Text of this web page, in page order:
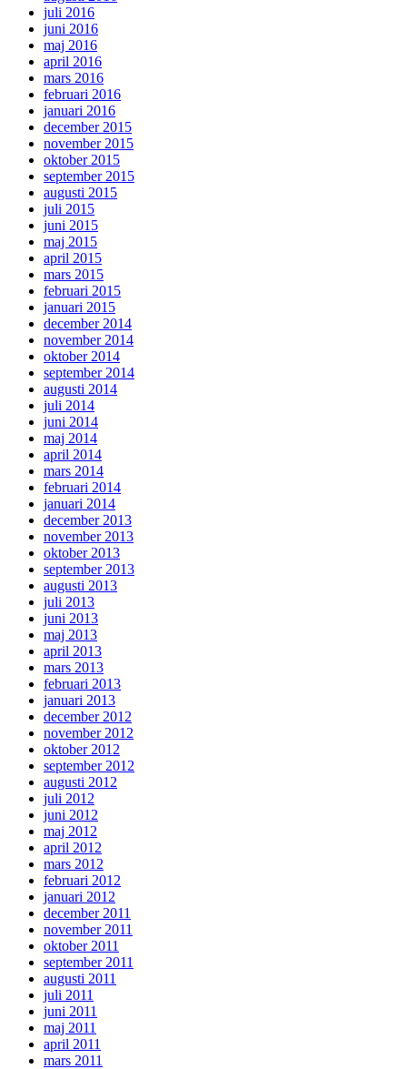
juli 2016
juni 2016
maj 2016
april 2016
mars 2016
februari 2016
januari 2016
december 2015
november 2015
oktober 2015
september 2015
augusti 2015
juli 2015
juni 2015
maj 2015
april 2015
mars 2015
februari 2015
januari 2015
december 2014
november 2014
oktober 2014
september 2014
augusti 2014
juli 2014
juni 2014
maj 2014
april 2014
mars 2014
februari 2014
januari 2014
december 2013
november 2013
oktober 2013
september 2013
augusti 2013
juli 2013
juni 2013
maj 2013
april 2013
mars 2013
februari 2013
januari 2013
december 2012
november 2012
oktober 2012
september 2012
augusti 2012
juli 2012
juni 2012
maj 2012
april 2012
mars 2012
februari 2012
januari 2012
december 2011
november 2011
oktober 2011
september 2011
augusti 2011
juli 2011
juni 2011
maj 2011
april 2011
mars 2011